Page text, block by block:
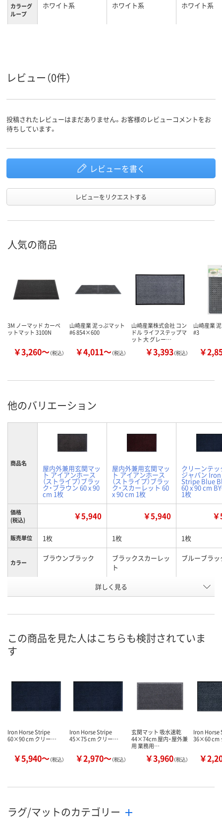
カラーグ
ループ
ホワイト系 ホワイト系 ホワイト系
レビュー（0件）
投稿されたレビューはまだありません。お客様のレビューコメントをお
待ちしています。
レビューを書く
レビューをリクエストする
人気の商品
3M ノーマッド カーペ
ットマット 3100N
￥3,260～（税込）
山崎産業 泥っぷマット
#6 854×600
￥4,011～（税込）
山崎産業株式会社 コン
ドル ライフステップマ
ット 大 グレー…
￥3,393（税込）
山崎産業
#3
￥
他のバリエーション
商品名
屋内外兼用玄関マッ
ト アイアンホース
（ストライプ）ブラッ
ク・ブラウン 60 x 90
cm 1枚
屋内外兼用玄関マッ
ト アイアンホース
（ストライプ）ブラッ
ク・スカーレット 60
x 90 cm 1枚
クリーンテッ
ジャパン
Stripe Blue
60 x 90 cm
1枚
価格
(税込)
￥5,940 ￥5,940
販売単位 1枚 1枚 1枚
カラー ブラウンブラック
ブラックスカーレッ
ト
ブルーブラッ
E692400 E692413
8月8日（土）
詳しく見る
この商品を見た人はこちらも検討されていま
す
Iron Horse Stripe
60×90 cm クリー…
￥5,940～（税込）
Iron Horse Stripe
45×75 cm クリー…
￥2,970～（税込）
玄関マット 吸水速乾
44×74cm 屋内・屋外兼
用 業務用…
￥3,960（税込）
Iron Horse
36×60 cm
￥
ラグ/マットのカテゴリー